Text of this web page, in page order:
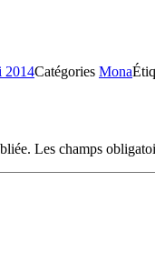
2014Catégories Mona
Les champs